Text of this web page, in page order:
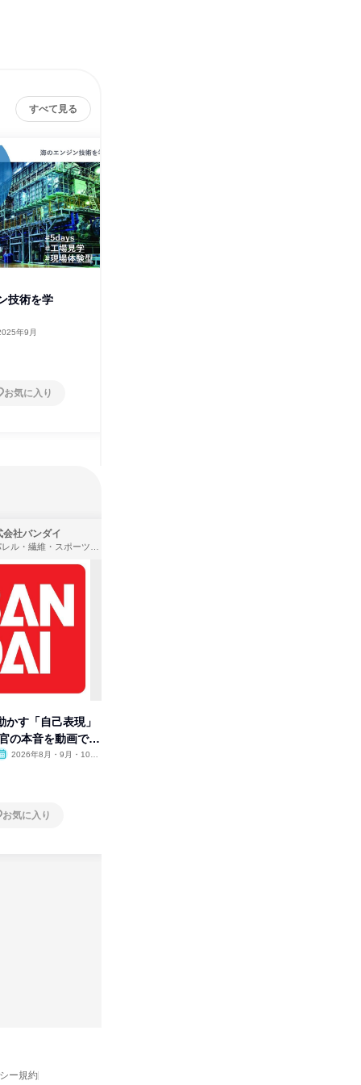
すべて見る
技術を学
年9月
お気に入り
会社バンダイ
アパレル・繊維・スポーツメーカー、製造・メーカー、ゲーム制作・販売
かす「自己表現」
の本音を動画で公
2026年8月・9月・10
お気に入り
ー規約